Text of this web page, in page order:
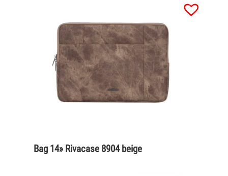
Bag 14» Rivacase 8904 beige